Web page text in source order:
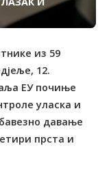
из 59
12.
ЕУ почиње
уласка и
давање
прста и